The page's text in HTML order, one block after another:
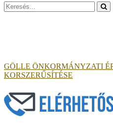
Search
for:
GÖLLE ÖNKORMÁNYZATI
KORSZERŰSÍTÉSE